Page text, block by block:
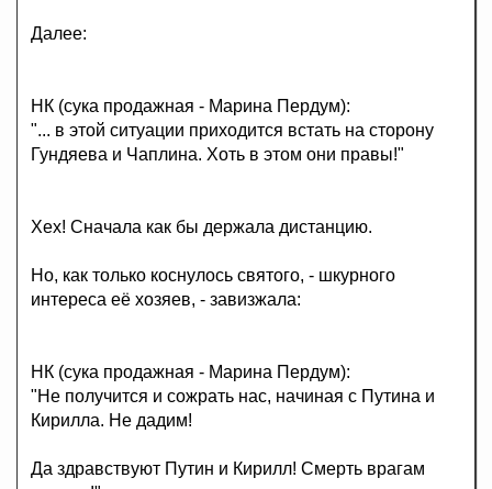
Далее:
НК (сука продажная - Марина Пердум):
"... в этой ситуации приходится встать на сторону
Гундяева и Чаплина. Хоть в этом они правы!"
Хех! Сначала как бы держала дистанцию.
Но, как только коснулось святого, - шкурного
интереса её хозяев, - завизжала:
НК (сука продажная - Марина Пердум):
"Не получится и сожрать нас, начиная с Путина и
Кирилла. Не дадим!
Да здравствуют Путин и Кирилл! Смерть врагам